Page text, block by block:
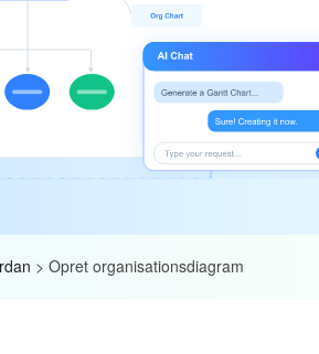
> Opret organisationsdiagram